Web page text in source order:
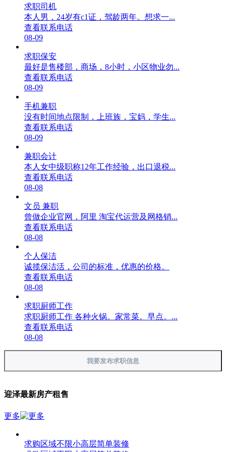
求职司机
本人男，24岁有c1证，驾龄两年。想求一...
查看联系电话
08-09
求职保安
最好是售楼部，商场，8小时，小区物业勿...
查看联系电话
08-09
手机兼职
没有时间地点限制，上班族，宝妈，学生...
查看联系电话
08-09
兼职会计
本人女中级职称12年工作经验，出口退税...
查看联系电话
08-08
文员 兼职
曾做企业官网，阿里 淘宝代运营及网格销...
查看联系电话
08-08
个人保洁
诚揽保洁活，公司的标准，优惠的价格。
查看联系电话
08-08
求职厨师工作
求职厨师工作 各种火锅。家常菜。早点。...
查看联系电话
08-08
我要发布求职信息
迎泽最新房产租售
更多
求购区域不限小高层简单装修